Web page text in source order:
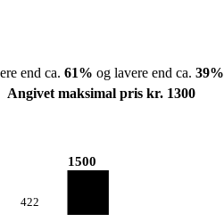
end ca. 61% og lavere end ca. 39%
Angivet maksimal pris kr. 1300
422
1500